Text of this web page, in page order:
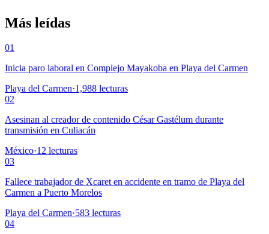
Más leídas
01
Inicia paro laboral en Complejo Mayakoba en Playa del Carmen
Playa del Carmen·1,988 lecturas
02
Asesinan al creador de contenido César Gastélum durante
transmisión en Culiacán
México·12 lecturas
03
Fallece trabajador de Xcaret en accidente en tramo de Playa del
Carmen a Puerto Morelos
Playa del Carmen·583 lecturas
04